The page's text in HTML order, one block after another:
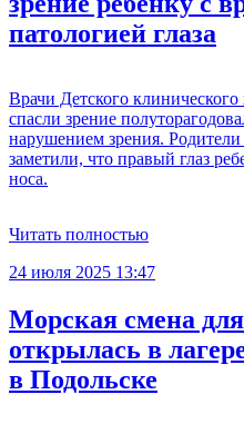
патологией глаза
Врачи Детского
спасли зрение
нарушением зрения.
заметили, что правый глаз
носа.
Читать полностью
24 июля 2025 13:47
Морская смена для
открылась в
в Подольске